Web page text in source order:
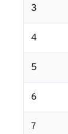
3
4
5
6
7